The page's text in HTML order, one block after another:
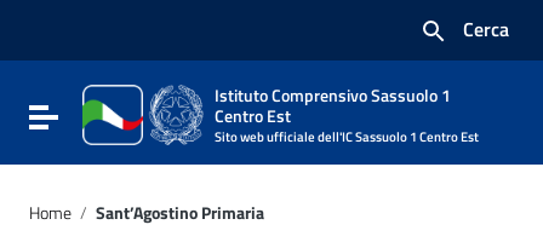
Vai al footer
Cerca
Attiva / disattiva la navigazione
Istituto Comprensivo Sassuolo 1
Centro Est
Sito web ufficiale dell'IC Sassuolo 1 Centro Est
Home / Sant’Agostino Primaria